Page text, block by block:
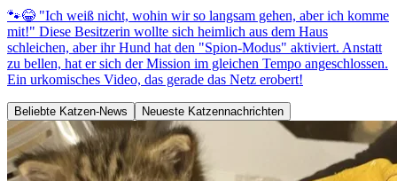
🐾😂 "Ich weiß nicht, wohin wir so langsam gehen, aber ich komme
mit!" Diese Besitzerin wollte sich heimlich aus dem Haus
schleichen, aber ihr Hund hat den "Spion-Modus" aktiviert. Anstatt
zu bellen, hat er sich der Mission im gleichen Tempo angeschlossen.
Ein urkomisches Video, das gerade das Netz erobert!
Beliebte Katzen-News Neueste Katzennachrichten